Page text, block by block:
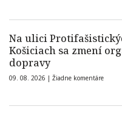
Na ulici
Košiciach sa zmení
dopravy
09. 08. 2026 | Žiadne komentáre